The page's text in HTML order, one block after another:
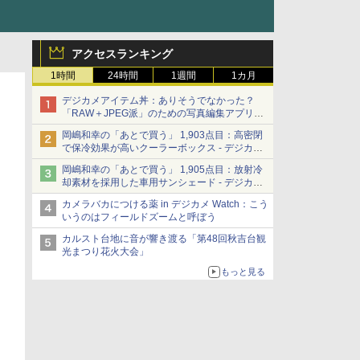
アクセスランキング
1時間 24時間 1週間 1カ月
デジカメアイテム丼：ありそうでなかった？
「RAW＋JPEG派」のための写真編集アプリ
カメラデフォルトのJPEGを大切にする
「Filmator」
岡嶋和幸の「あとで買う」 1,903点目：高密閉
で保冷効果が高いクーラーボックス - デジカメ
Watch
岡嶋和幸の「あとで買う」 1,905点目：放射冷
却素材を採用した車用サンシェード - デジカメ
Watch
カメラバカにつける薬 in デジカメ Watch：こう
いうのはフィールドズームと呼ぼう
カルスト台地に音が響き渡る「第48回秋吉台観
光まつり花火大会」
もっと見る